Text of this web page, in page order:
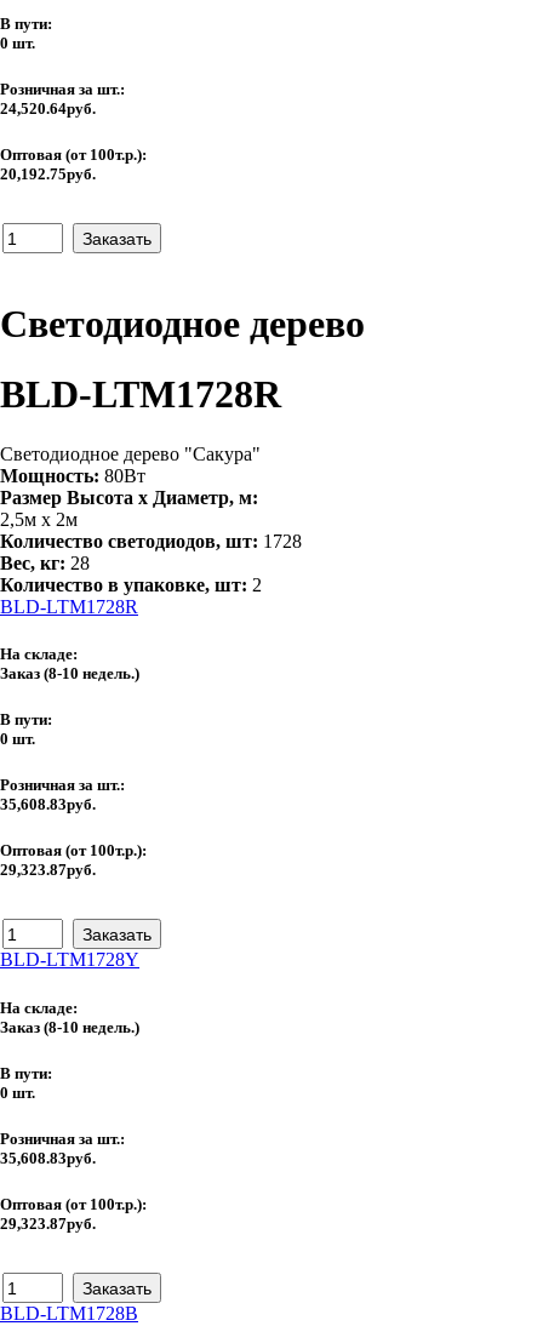
В пути:
0 шт.
Розничная за шт.:
24,520.64руб.
Оптовая (от 100т.р.):
20,192.75руб.
Светодиодное дерево
BLD-LTM1728R
Светодиодное дерево "Сакура"
Мощность: 80Вт
Размер Высота х Диаметр, м:
2,5м х 2м
Количество светодиодов, шт: 1728
Вес, кг: 28
Количество в упаковке, шт: 2
BLD-LTM1728R
На складе:
Заказ (8-10 недель.)
В пути:
0 шт.
Розничная за шт.:
35,608.83руб.
Оптовая (от 100т.р.):
29,323.87руб.
BLD-LTM1728Y
На складе:
Заказ (8-10 недель.)
В пути:
0 шт.
Розничная за шт.:
35,608.83руб.
Оптовая (от 100т.р.):
29,323.87руб.
BLD-LTM1728B